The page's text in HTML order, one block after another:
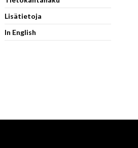
Lisätietoja
In English